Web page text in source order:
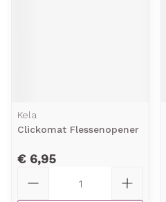
Kela
Clickomat Flessenopener
€ 6,95